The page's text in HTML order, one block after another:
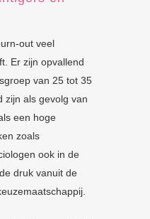
out veel
Er zijn opvallend
van 25 tot 35
zijn als gevolg van
een hoge
zoals
ook in de
druk vanuit de